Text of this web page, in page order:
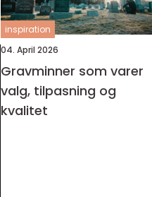
inspiration
04. April 2026
Gravminner som varer
valg, tilpasning og
kvalitet